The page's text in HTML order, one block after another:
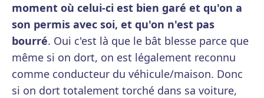
moment où celui-ci est bien garé et qu'on a
son permis avec soi, et qu'on n'est pas
bourré. Oui c'est là que le bât blesse parce que
même si on dort, on est légalement reconnu
comme conducteur du véhicule/maison. Donc
si on dort totalement torché dans sa voiture,